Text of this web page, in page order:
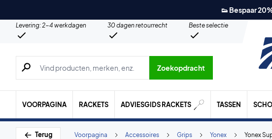
👟 Bespaar
Levering: 2-4 werkdagen 30 dagen retourrecht
Beste selectie
Zoeken naar producten, merken etc.
Zoekopdracht
VOORPAGINA RACKETS ADVIESGIDS RACKETS TASSEN
Terug Yonex
Yonex
Grips
Accessoires
Voorpagina